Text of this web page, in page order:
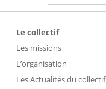
Le collectif
Les missions
L’organisation
Les Actualités du collectif